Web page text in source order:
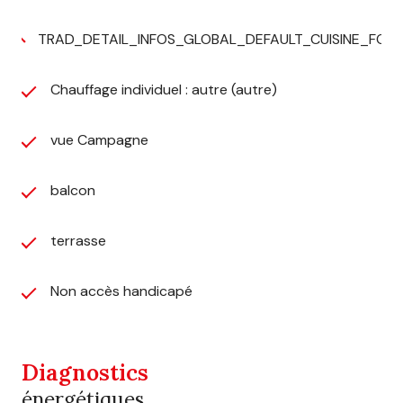
Chauffage individuel : autre (autre)
vue Campagne
balcon
terrasse
Non accès handicapé
Diagnostics